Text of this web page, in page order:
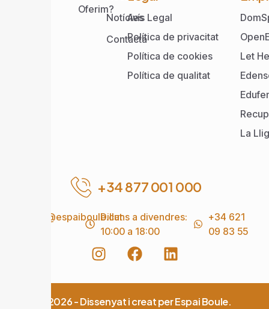
Oferim?
Notícies
Contacta
Avís Legal
Política de privacitat
Política de cookies
Política de qualitat
Let
La
+34 877 001 000
info@espaiboule.catDilluns a divendres:
10:00 a 18:00
+34 621
09 83 55
© 2026 - Dissenyat i creat per Espai Boule.